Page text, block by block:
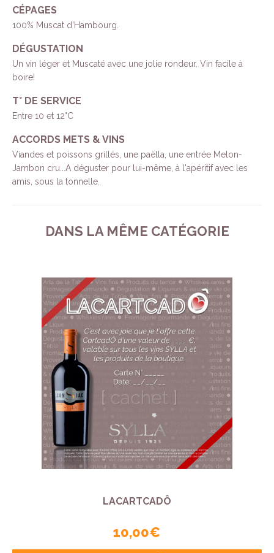
CÉPAGES
100% Muscat d'Hambourg.
DÉGUSTATION
Un vin léger et Muscaté avec une jolie rondeur. Vin facile à
boire!
T° DE SERVICE
Entre 10 et 12°C
ACCORDS METS & VINS
Viandes et poissons grillés, une paëlla, une entrée Melon-
Jambon cru...A déguster pour lui-même, à l'apéritif avec les
amis, sous la tonnelle.
DANS LA MÊME CATÉGORIE
LACARTCADÔ
10,00 €